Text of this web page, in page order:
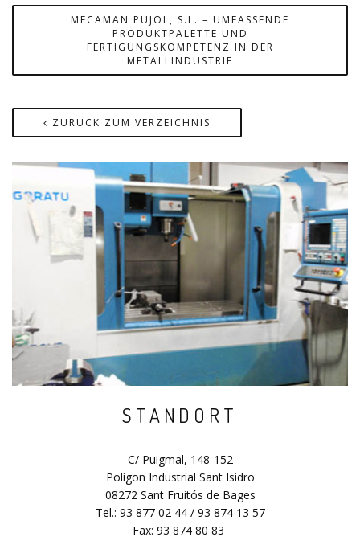
MECAMAN PUJOL, S.L. – UMFASSENDE
PRODUKTPALETTE UND
FERTIGUNGSKOMPETENZ IN DER
METALLINDUSTRIE
ZURÜCK ZUM VERZEICHNIS
STANDORT
C/ Puigmal, 148-152
Polígon Industrial Sant Isidro
08272 Sant Fruitós de Bages
Tel.: 93 877 02 44 / 93 874 13 57
Fax: 93 874 80 83